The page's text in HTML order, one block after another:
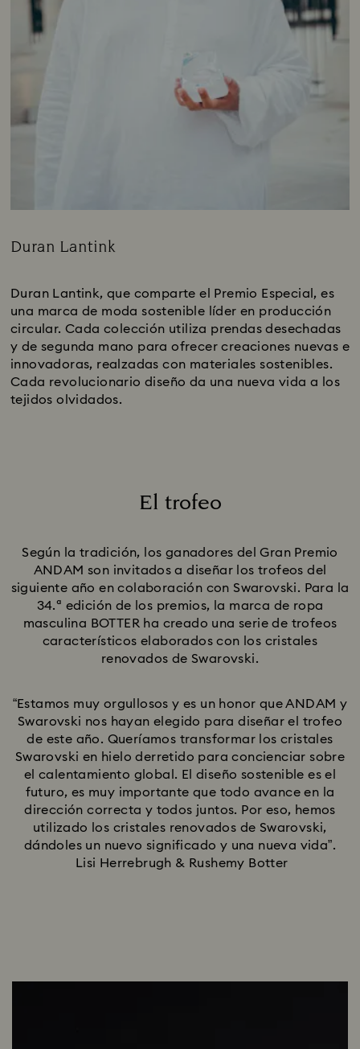
Duran Lantink
Duran Lantink, que comparte el Premio Especial, es
una marca de moda sostenible líder en producción
circular. Cada colección utiliza prendas desechadas
y de segunda mano para ofrecer creaciones nuevas e
innovadoras, realzadas con materiales sostenibles.
Cada revolucionario diseño da una nueva vida a los
tejidos olvidados.
El trofeo
Según la tradición, los ganadores del Gran Premio
ANDAM son invitados a diseñar los trofeos del
siguiente año en colaboración con Swarovski. Para la
34.ª edición de los premios, la marca de ropa
masculina BOTTER ha creado una serie de trofeos
característicos elaborados con los cristales
renovados de Swarovski.
“Estamos muy orgullosos y es un honor que ANDAM y
Swarovski nos hayan elegido para diseñar el trofeo
de este año. Queríamos transformar los cristales
Swarovski en hielo derretido para concienciar sobre
el calentamiento global. El diseño sostenible es el
futuro, es muy importante que todo avance en la
dirección correcta y todos juntos. Por eso, hemos
utilizado los cristales renovados de Swarovski,
dándoles un nuevo significado y una nueva vida”.
Lisi Herrebrugh & Rushemy Botter